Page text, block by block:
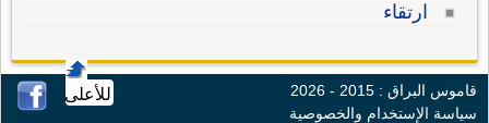
ارتقاء
للأعلى
قاموس البراق : 2015 - 2026
سياسة الإستخدام والخصوصية